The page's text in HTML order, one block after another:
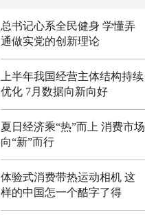
总书记心系全民健身 学懂弄
通做实党的创新理论
上半年我国经营主体结构持续
优化 7月数据向新向好
夏日经济乘“热”而上 消费市场
向“新”而行
体验式消费带热运动相机 这
样的中国怎一个酷字了得